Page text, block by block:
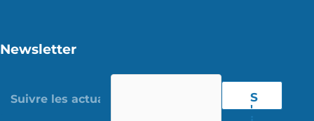
Newsletter
S
'